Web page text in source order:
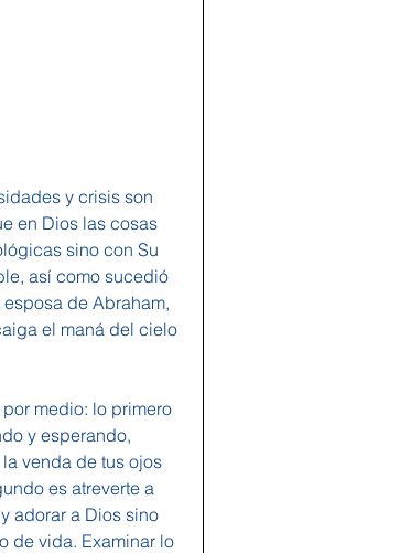
y crisis son
en Dios las cosas
sino con Su
así como sucedió
de Abraham,
el maná del cielo
y esperando,
venda de tus ojos
es atreverte a
adorar a Dios sino
de vida. Examinar lo